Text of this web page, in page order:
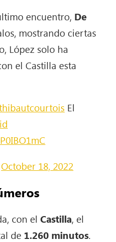
encuentro, De
mostrando ciertas
López solo ha
el Castilla esta
El
October 18, 2022
con elCastilla, el
de 1.260 minutos.